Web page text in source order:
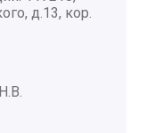
д.13, кор.